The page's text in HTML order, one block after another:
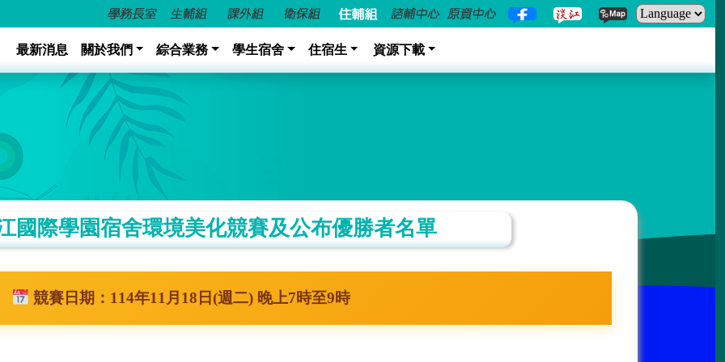
最新消息 關於我們 綜合業務 學生宿舍 住宿生 資源下載
國際學園宿舍環境美化競賽及公布優勝者名單
競賽日期：114年11月18日(週二) 晚上7時至9時